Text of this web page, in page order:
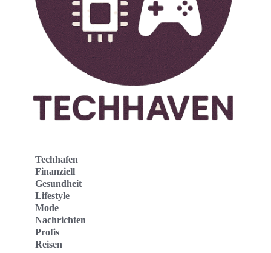
Techhafen
Finanziell
Gesundheit
Lifestyle
Mode
Nachrichten
Profis
Reisen